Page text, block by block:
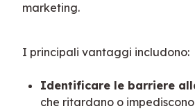
marketing.
I principali vantaggi includono:
Identificare le barriere
che ritardano o